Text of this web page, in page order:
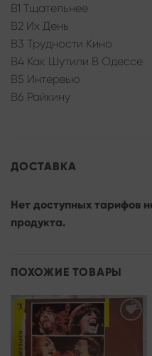
B1 Тщательнее
B2 Их День
B3 Трудности Кино
B4 Как Шутили В Одессе
B5 Интервью
B6 Райкину
ДОСТАВКА
Нет доступных тарифов
продукта.
ПОХОЖИЕ ТОВАРЫ